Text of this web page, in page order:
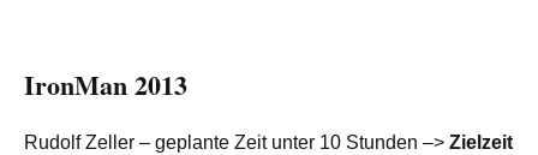
IronMan 2013
Rudolf Zeller – geplante Zeit unter 10 Stunden –> Zielzeit